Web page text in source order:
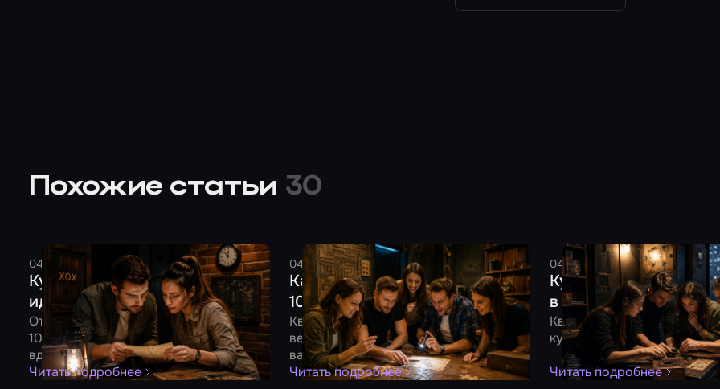
Похожие статьи 30
04 августа 20267 минут Смельчак
Куда сходить на свидание: 10
идей для двоих
От квеста до романтического ужина –
10 идей для незабываемого вечера
вдвоем
Читать подробнее
04 августа 2026 6 минут Смельчак
Как отметить день рождения:
10 идей для взрослой компании
Квест, боулинг, тематическая
вечеринка и другие форматы под
вашу компанию
Читать подробнее
04 августа 20268 минут
Куда сходить в
в Москве: 10 идей
Квест, музей, антикафе и
куда сходить в дождливый
Читать подробнее